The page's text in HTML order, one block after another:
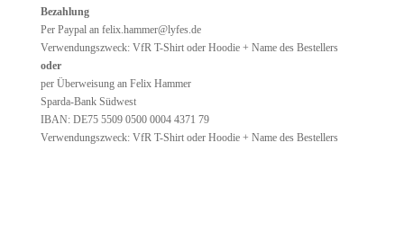
Bezahlung
Per Paypal an felix.hammer@lyfes.de
Verwendungszweck: VfR T-Shirt oder Hoodie + Name des Bestellers
oder
per Überweisung an Felix Hammer
Sparda-Bank Südwest
IBAN: DE75 5509 0500 0004 4371 79
Verwendungszweck: VfR T-Shirt oder Hoodie + Name des Bestellers